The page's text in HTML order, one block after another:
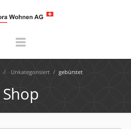
/ Unkategorisiert / gebürstet
Shop